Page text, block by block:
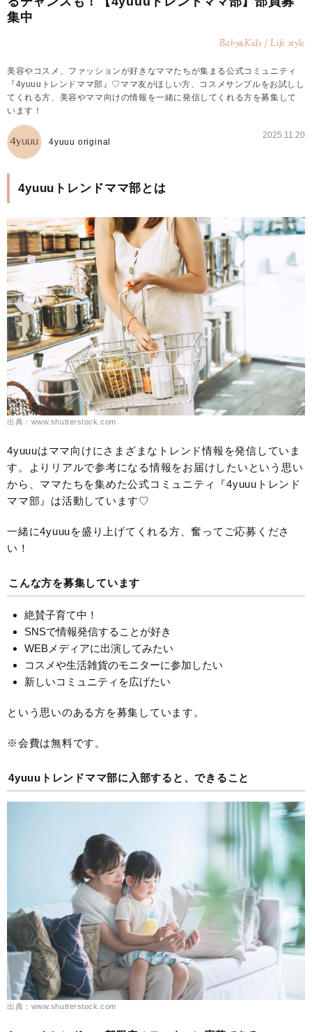
集中
Baby&Kids / Life style
美容やコスメ、ファッションが好きなママたちが集まる公式コミュニティ
『4yuuuトレンドママ部』♡ママ友がほしい方、コスメサンプルをお試しし
てくれる方、美容やママ向けの情報を一緒に発信してくれる方を募集して
います！
4yuuu original
2025.11.20
4yuuuトレンドママ部とは
出典：www.shutterstock.com
4yuuuはママ向けにさまざまなトレンド情報を発信していま
す。よりリアルで参考になる情報をお届けしたいという思い
から、ママたちを集めた公式コミュニティ『4yuuuトレンド
ママ部』は活動しています♡
一緒に4yuuuを盛り上げてくれる方、奮ってご応募くださ
い！
こんな方を募集しています
絶賛子育て中！
SNSで情報発信することが好き
WEBメディアに出演してみたい
コスメや生活雑貨のモニターに参加したい
新しいコミュニティを広げたい
という思いのある方を募集しています。
※会費は無料です。
4yuuuトレンドママ部に入部すると、できること
出典：www.shutterstock.com